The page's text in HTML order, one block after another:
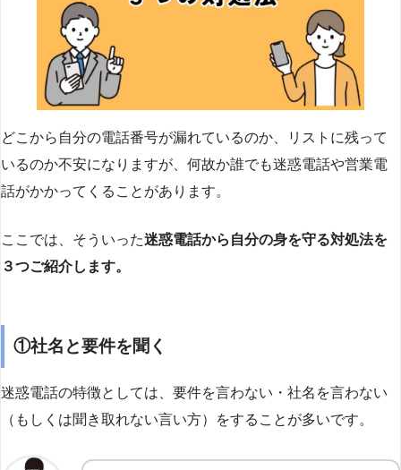
どこから自分の電話番号が漏れているのか、リストに残って
いるのか不安になりますが、何故か誰でも迷惑電話や営業電
話がかかってくることがあります。
ここでは、そういった迷惑電話から自分の身を守る対処法を
３つご紹介します。
①社名と要件を聞く
迷惑電話の特徴としては、要件を言わない・社名を言わない
（もしくは聞き取れない言い方）をすることが多いです。